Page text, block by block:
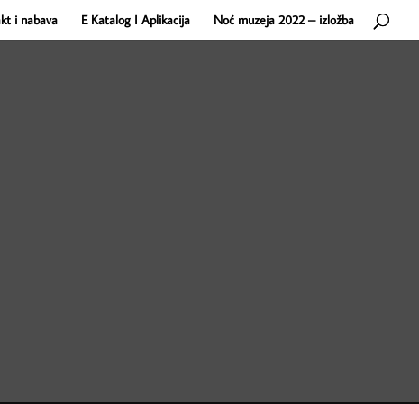
i nabava E Katalog I Aplikacija Noć muzeja 2022 – izložba